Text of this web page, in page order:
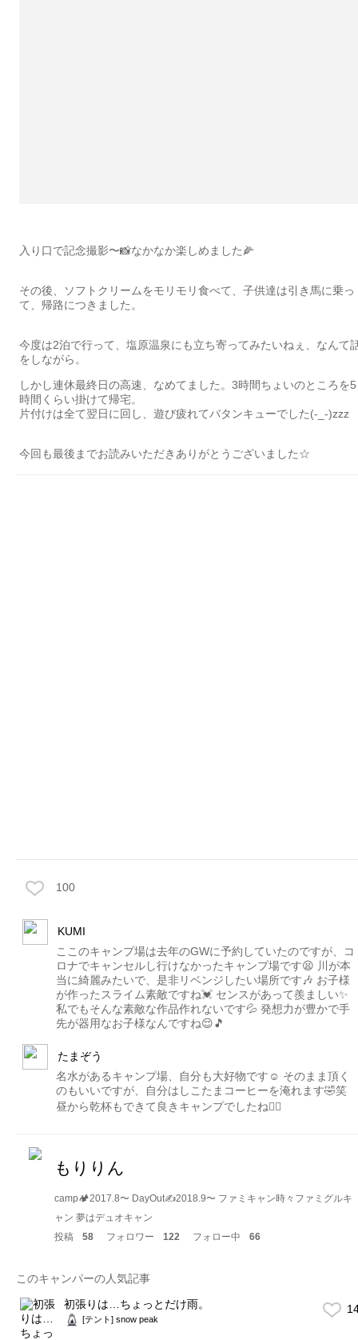
入り口で記念撮影〜📸なかなか楽しめました🌽
その後、ソフトクリームをモリモリ食べて、子供達は引き馬に乗っ
て、帰路につきました。
今度は2泊で行って、塩原温泉にも立ち寄ってみたいねぇ、なんて
をしながら。
しかし連休最終日の高速、なめてました。3時間ちょいのところを5
時間くらい掛けて帰宅。
片付けは全て翌日に回し、遊び疲れてバタンキューでした(-_-)zzz
今回も最後までお読みいただきありがとうございました☆
100
KUMI
ここのキャンプ場は去年のGWに予約していたのですが、コ
ロナでキャンセルし行けなかったキャンプ場です😫 川が本
当に綺麗みたいで、是非リベンジしたい場所です🎶 お子様
が作ったスライム素敵ですね💓 センスがあって羨ましい✨
私でもそんな素敵な作品作れないです💦 発想力が豊かで手
先が器用なお子様なんですね😌🎵
たまぞう
名水があるキャンプ場、自分も大好物です☺️ そのまま頂く
のもいいですが、自分はしこたまコーヒーを淹れます🤣笑
昼から乾杯もできて良きキャンプでしたね🙆‍♂️
もりりん
camp🏕2017.8〜 DayOut✍️2018.9〜 ファミキャン時々ファミグルキ
ャン 夢はデュオキャン
投稿
58 フォロワー 122 フォロー中 66
このキャンパーの人気記事
初張りは…ちょっとだけ雨。
[テント] snow peak